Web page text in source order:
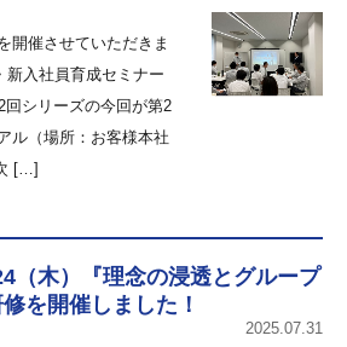
開催させていただきま
新入社員育成セミナー
回シリーズの今回が第2
ル（場所：お客様本社
[…]
（木）『理念の浸透とグループ
を開催しました！
2025.07.31